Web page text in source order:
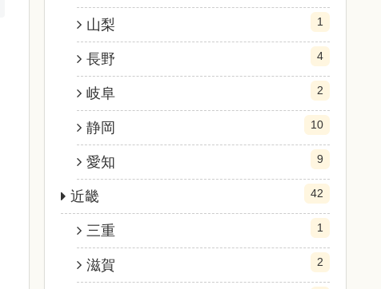
山梨 1
長野 4
岐阜 2
静岡 10
愛知 9
近畿 42
三重 1
滋賀 2